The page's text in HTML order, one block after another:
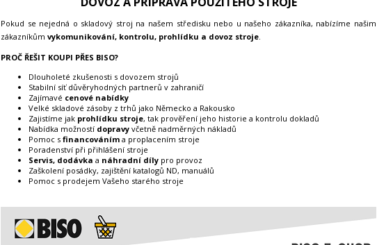
Pokud se nejedná o skladový stroj na našem středisku nebo u našeho zákazníka, nabízíme našim
zákazníkům vykomunikování, kontrolu, prohlídku a dovoz stroje.
PROČ ŘEŠIT KOUPI PŘES BISO?
Dlouholeté zkušenosti s dovozem strojů
Stabilní síť důvěryhodných partnerů v zahraničí
Zajímavé cenové nabídky
Velké skladové zásoby z trhů jako Německo a Rakousko
Zajistíme jak prohlídku stroje, tak prověření jeho historie a kontrolu dokladů
Nabídka možností dopravy včetně nadměrných nákladů
Pomoc s financováním a proplacením stroje
Poradenství při přihlášení stroje
Servis, dodávka a náhradní díly pro provoz
Zaškolení posádky, zajištění katalogů ND, manuálů
Pomoc s prodejem Vašeho starého stroje